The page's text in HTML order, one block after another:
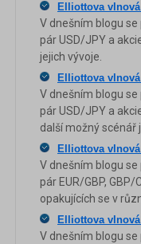
Elliottova
V dnešním blogu
pár USD/JPY a
jejich vývoje.
Elliottova
V dnešním blogu
pár USD/JPY a
další možný scénář
Elliottova
V dnešním blogu
pár EUR/GBP,
opakujících se v
Elliottova vlnová
V dnešním blogu